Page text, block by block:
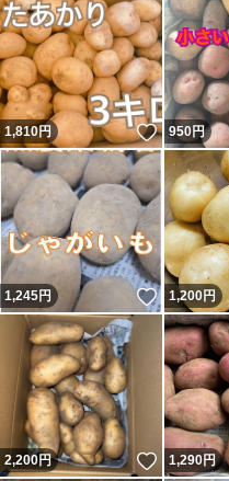
1,810円 いいね！
950円
1,245円 いいね！
1,200円
2,200円 いいね！
1,290円